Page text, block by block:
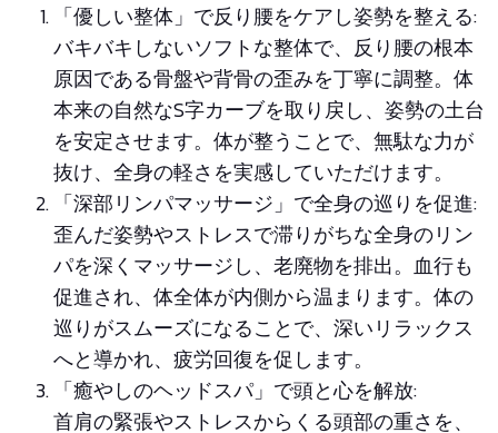
「優しい整体」で反り腰をケアし姿勢を整える:
バキバキしないソフトな整体で、反り腰の根本
原因である骨盤や背骨の歪みを丁寧に調整。体
本来の自然なS字カーブを取り戻し、姿勢の土台
を安定させます。体が整うことで、無駄な力が
抜け、全身の軽さを実感していただけます。
「深部リンパマッサージ」で全身の巡りを促進:
歪んだ姿勢やストレスで滞りがちな全身のリン
パを深くマッサージし、老廃物を排出。血行も
促進され、体全体が内側から温まります。体の
巡りがスムーズになることで、深いリラックス
へと導かれ、疲労回復を促します。
「癒やしのヘッドスパ」で頭と心を解放:
首肩の緊張やストレスからくる頭部の重さを、